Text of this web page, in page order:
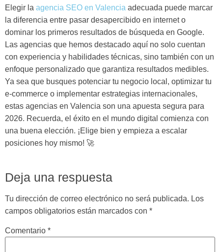
Elegir la agencia SEO en Valencia adecuada puede marcar
la diferencia entre pasar desapercibido en internet o
dominar los primeros resultados de búsqueda en Google.
Las agencias que hemos destacado aquí no solo cuentan
con experiencia y habilidades técnicas, sino también con un
enfoque personalizado que garantiza resultados medibles.
Ya sea que busques potenciar tu negocio local, optimizar tu
e-commerce o implementar estrategias internacionales,
estas agencias en Valencia son una apuesta segura para
2026. Recuerda, el éxito en el mundo digital comienza con
una buena elección. ¡Elige bien y empieza a escalar
posiciones hoy mismo! 🚀
Deja una respuesta
Tu dirección de correo electrónico no será publicada. Los
campos obligatorios están marcados con *
Comentario *